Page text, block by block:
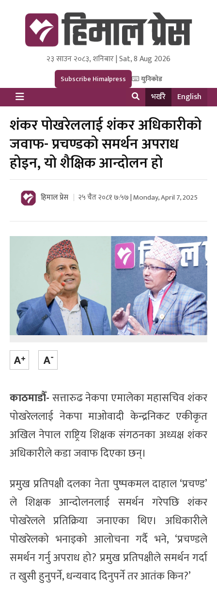
Himal Press
Dot NewsyNepal Media and Research Pvt Ltd.
२३ साउन २०८३, शनिबार | Sat, 8 Aug 2026
Subscribe Himalpress युनिकोड
भर्खरै English
शंकर पोखरेललाई शंकर अधिकारीको
जवाफ- प्रचण्डको समर्थन अपराध
होइन, यो शैक्षिक आन्दोलन हो
हिमाल प्रेस २५ चैत २०८१ ७:५७ | Monday, April 7, 2025
काठमाडौँ-सत्तारुढ नेकपा एमालेका महासचिव शंकर
पोखरेललाई नेकपा माओवादी केन्द्रनिकट एकीकृत
अखिल नेपाल राष्ट्रिय शिक्षक संगठनका अध्यक्ष शंकर
अधिकारीले कडा जवाफ दिएका छन्।
प्रमुख प्रतिपक्षी दलका नेता पुष्पकमल दाहाल ‘प्रचण्ड’
ले शिक्षक आन्दोलनलाई समर्थन गरेपछि शंकर
पोखरेलले प्रतिक्रिया जनाएका थिए। अधिकारीले
पोखरेलको भनाइको आलोचना गर्दै भने, ‘प्रचण्डले
समर्थन गर्नु अपराध हो? प्रमुख प्रतिपक्षीले समर्थन गर्दा
त खुसी हुनुपर्ने, धन्यवाद दिनुपर्ने तर आतंक किन?’